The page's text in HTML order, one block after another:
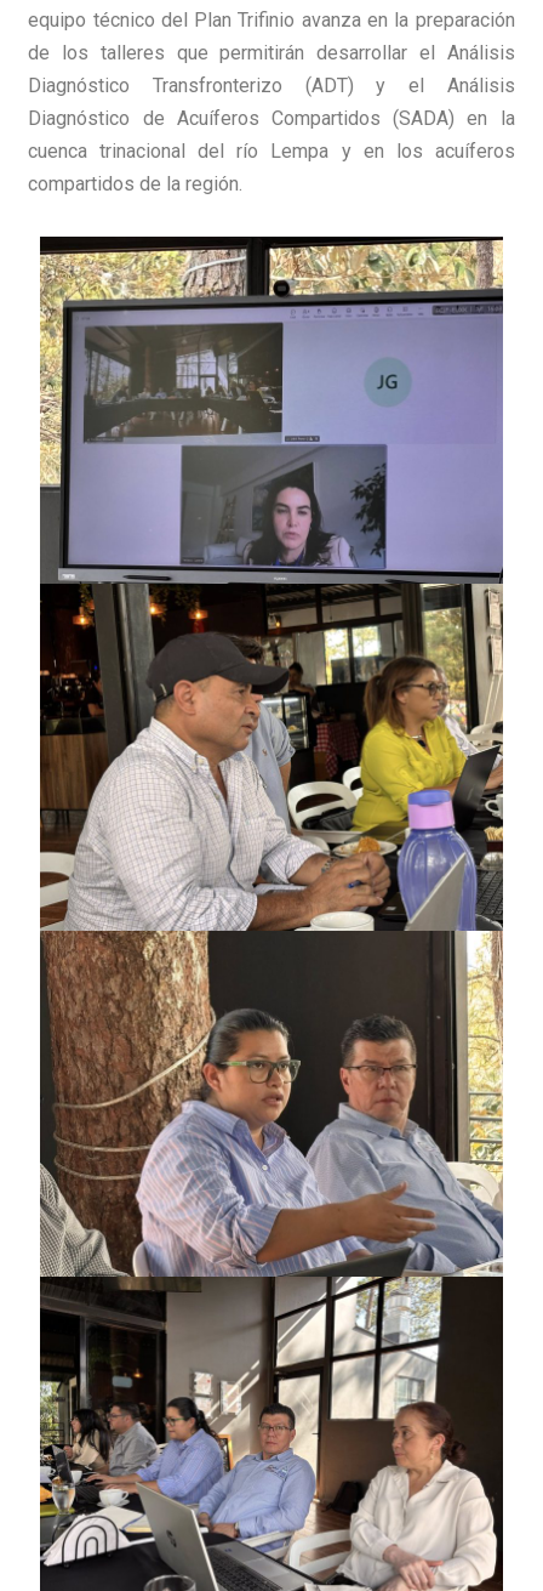
equipo técnico del Plan Trifinio avanza en la preparación
de los talleres que permitirán desarrollar el Análisis
Diagnóstico Transfronterizo (ADT) y el Análisis
Diagnóstico de Acuíferos Compartidos (SADA) en la
cuenca trinacional del río Lempa y en los acuíferos
compartidos de la región.